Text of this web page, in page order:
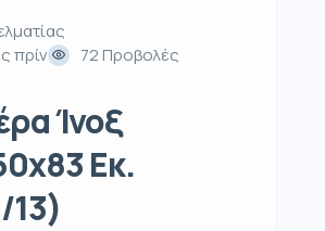
πρίν
72 Προβολές
Ίνοξ
Εκ.
13)